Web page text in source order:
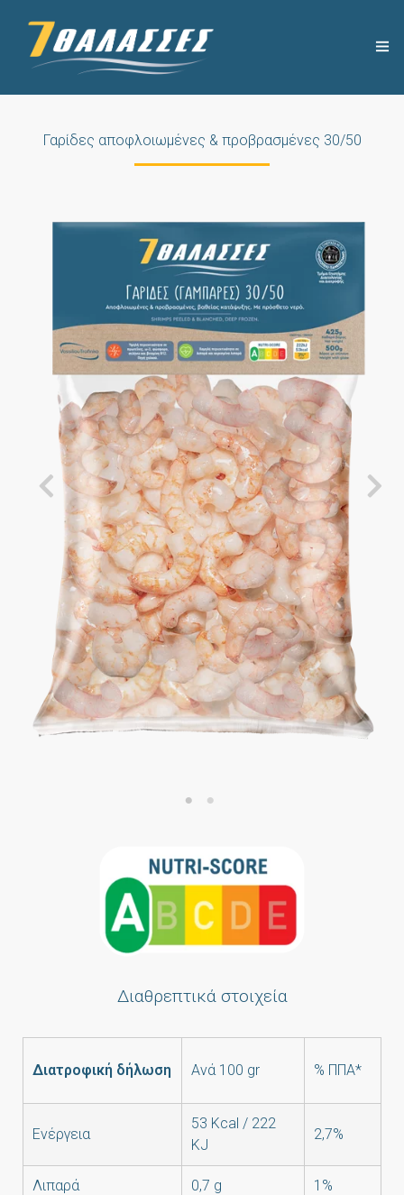
ΕΠΙΚΟΙΝΩΝΙΑ
Γαρίδες αποφλοιωμένες & προβρασμένες 30/50
Διαθρεπτικά στοιχεία
Διατροφική δήλωση Ανά 100 gr % ΠΠΑ*
Ενέργεια
53 Kcal / 222
KJ
2,7%
Λιπαρά 0,7 g 1%